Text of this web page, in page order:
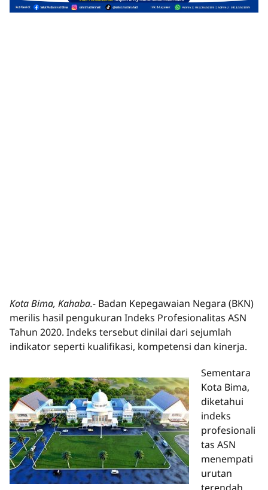
Kota Bima, Kahaba.- Badan Kepegawaian Negara (BKN)
merilis hasil pengukuran Indeks Profesionalitas ASN
Tahun 2020. Indeks tersebut dinilai dari sejumlah
indikator seperti kualifikasi, kompetensi dan kinerja.
Sementara
Kota Bima,
diketahui
indeks
profesionali
tas ASN
menempati
urutan